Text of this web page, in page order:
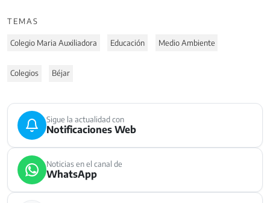
TEMAS
Colegio Maria Auxiliadora Educación Medio Ambiente
Colegios Béjar
Sigue la actualidad con
Notificaciones Web
Noticias en el canal de
WhatsApp